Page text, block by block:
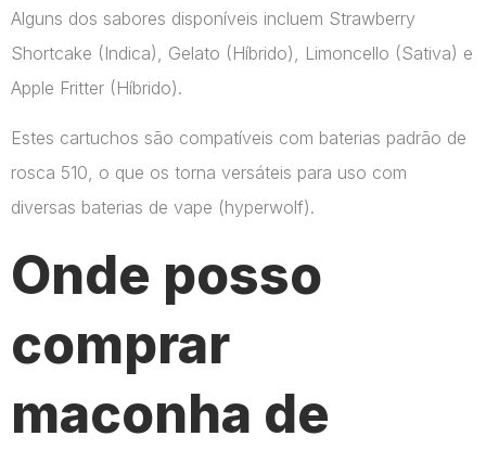
Alguns dos sabores disponíveis incluem Strawberry
Shortcake (Indica), Gelato (Híbrido), Limoncello (Sativa) e
Apple Fritter (Híbrido).
Estes cartuchos são compatíveis com baterias padrão de
rosca 510, o que os torna versáteis para uso com
diversas baterias de vape​ (hyperwolf)​.
Onde posso
comprar
maconha de